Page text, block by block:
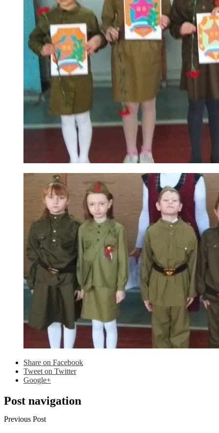
Share on Facebook
Tweet on Twitter
Google+
Post navigation
Previous Post